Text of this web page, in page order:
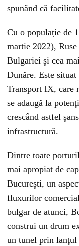
spunând că
Cu o populaţie de
martie 2022),
Bulgariei şi cea
Dunăre. Este
Transport IX, care
se adaugă la
crescând astfel
infrastructură.
Dintre toate
mai apropiat de
Bucureşti, un
fluxurilor
bulgar de atunci,
construi un drum
un tunel prin